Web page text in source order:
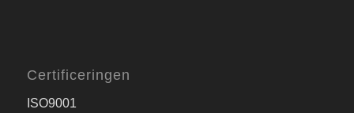
Certificeringen
ISO9001